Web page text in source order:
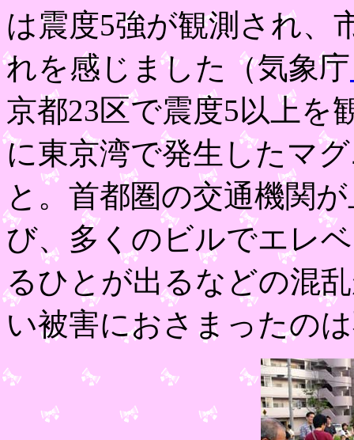
は震度5強が観測され、
れを感じました（気象庁
京都23区で震度5以上を
に東京湾で発生したマ
と。首都圏の交通機関
び、多くのビルでエレ
るひとが出るなどの混
い被害におさまったの